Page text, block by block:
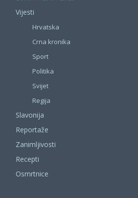
Vijesti
Hrvatska
Crna kronika
Sport
Politika
Svijet
Regija
Slavonija
Reportaže
Zanimljivosti
Recepti
Osmrtnice